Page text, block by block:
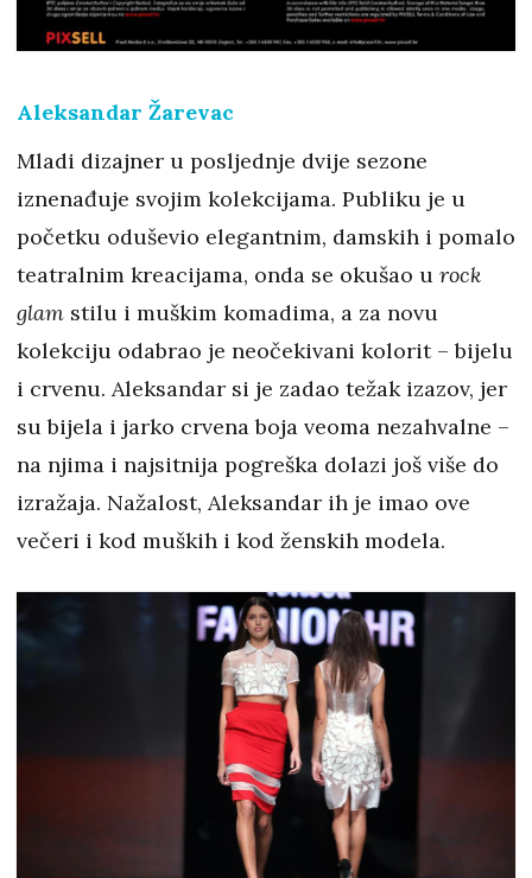
Aleksandar Žarevac
Mladi dizajner u posljednje dvije sezone
iznenađuje svojim kolekcijama. Publiku je u
početku oduševio elegantnim, damskih i pomalo
teatralnim kreacijama, onda se okušao u rock
glam stilu i muškim komadima, a za novu
kolekciju odabrao je neočekivani kolorit – bijelu
i crvenu. Aleksandar si je zadao težak izazov, jer
su bijela i jarko crvena boja veoma nezahvalne –
na njima i najsitnija pogreška dolazi još više do
izražaja. Nažalost, Aleksandar ih je imao ove
večeri i kod muških i kod ženskih modela.